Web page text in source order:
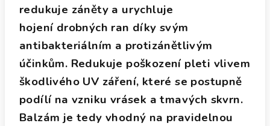
redukuje záněty a urychluje
hojení drobných ran díky svým
antibakteriálním a protizánětlivým
účinkům. Redukuje poškození pleti vlivem
škodlivého UV záření, které se postupně
podílí na vzniku vrásek a tmavých skvrn.
Balzám je tedy vhodný na pravidelnou